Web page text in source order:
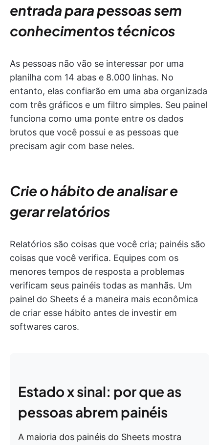
entrada para pessoas sem
conhecimentos técnicos
As pessoas não vão se interessar por uma
planilha com 14 abas e 8.000 linhas. No
entanto, elas confiarão em uma aba organizada
com três gráficos e um filtro simples. Seu painel
funciona como uma ponte entre os dados
brutos que você possui e as pessoas que
precisam agir com base neles.
Crie o hábito de analisar e
gerar relatórios
Relatórios são coisas que você cria; painéis são
coisas que você verifica. Equipes com os
menores tempos de resposta a problemas
verificam seus painéis todas as manhãs. Um
painel do Sheets é a maneira mais econômica
de criar esse hábito antes de investir em
softwares caros.
Estado x sinal: por que as
pessoas abrem painéis
A maioria dos painéis do Sheets mostra